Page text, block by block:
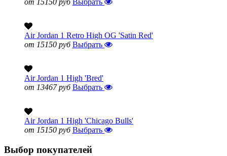
Air Jordan 1 Retro High OG 'Satin Red'
от 15150 руб Выбрать
Air Jordan 1 High 'Bred'
от 13467 руб Выбрать
Air Jordan 1 High 'Chicago Bulls'
от 15150 руб Выбрать
Выбор покупателей